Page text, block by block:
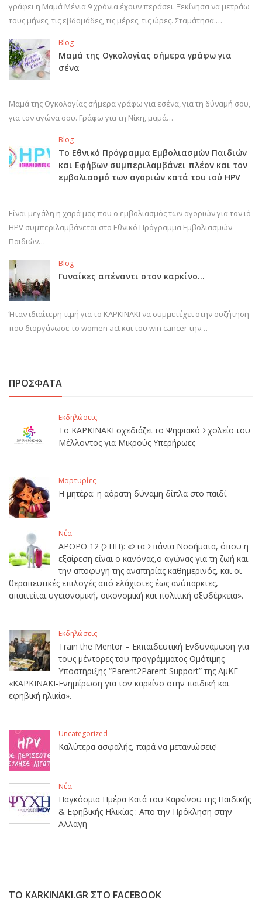
γράφει η Μαμά Μένια 9 χρόνια έχουν περάσει. Ξεκίνησα να μετράω
τους μήνες, τις εβδομάδες, τις μέρες, τις ώρες. Σταμάτησα.…
Blog
Μαμά της Ογκολογίας σήμερα γράφω για
σένα
Μαμά της Ογκολογίας σήμερα γράφω για εσένα, για τη δύναμή σου,
για τον αγώνα σου. Γράφω για τη Νίκη, μαμά…
Blog
Το Εθνικό Πρόγραμμα Εμβολιασμών Παιδιών
και Εφήβων συμπεριλαμβάνει πλέον και τον
εμβολιασμό των αγοριών κατά του ιού HPV
Είναι μεγάλη η χαρά μας που ο εμβολιασμός των αγοριών για τον ιό
HPV συμπεριλαμβάνεται στο Εθνικό Πρόγραμμα Εμβολιασμών
Παιδιών…
Blog
Γυναίκες απέναντι στον καρκίνο…
Ήταν ιδιαίτερη τιμή για το ΚΑΡΚΙΝΑΚΙ να συμμετέχει στην συζήτηση
που διοργάνωσε το women act και του win cancer την…
ΠΡΟΣΦΑΤΑ
Εκδηλώσεις
Το ΚΑΡΚΙΝΑΚΙ σχεδιάζει το Ψηφιακό Σχολείο του
Μέλλοντος για Μικρούς Υπερήρωες
Μαρτυρίες
Η μητέρα: η αόρατη δύναμη δίπλα στο παιδί
Νέα
ΑΡΘΡΟ 12 (ΣΗΠ): «Στα Σπάνια Νοσήματα, όπου η
εξαίρεση είναι ο κανόνας,ο αγώνας για τη ζωή και
την αποφυγή της αναπηρίας καθημερινός, και οι
θεραπευτικές επιλογές από ελάχιστες έως ανύπαρκτες,
απαιτείται υγειονομική, οικονομική και πολιτική οξυδέρκεια».
Εκδηλώσεις
Train the Mentor – Εκπαιδευτική Ενδυνάμωση για
τους μέντορες του προγράμματος Ομότιμης
Υποστήριξης “Parent2Parent Support” της ΑμΚΕ
«ΚΑΡΚΙΝΑΚΙ-Ενημέρωση για τον καρκίνο στην παιδική και
εφηβική ηλικία».
Uncategorized
Καλύτερα ασφαλής, παρά να μετανιώσεις!
Νέα
Παγκόσμια Ημέρα Κατά του Καρκίνου της Παιδικής
& Εφηβικής Ηλικίας : Απο την Πρόκληση στην
Αλλαγή
ΤΟ KARKINAKI.GR ΣΤΟ FACEBOOK